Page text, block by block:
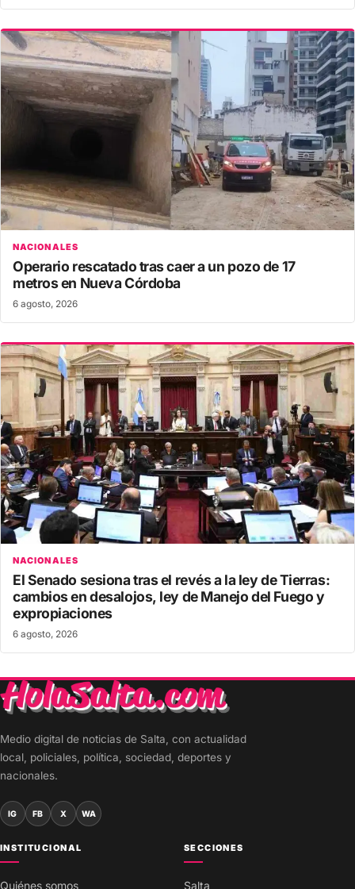
NACIONALES
Operario rescatado tras caer a un pozo de 17
metros en Nueva Córdoba
6 agosto, 2026
NACIONALES
El Senado sesiona tras el revés a la ley de Tierras:
cambios en desalojos, ley de Manejo del Fuego y
expropiaciones
6 agosto, 2026
Medio digital de noticias de Salta, con actualidad
local, policiales, política, sociedad, deportes y
nacionales.
IG FB X WA
INSTITUCIONAL
Quiénes somos
SECCIONES
Salta